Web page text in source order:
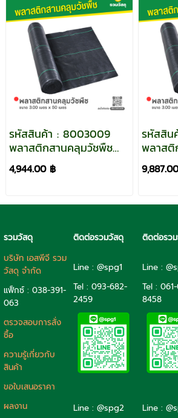
รหัสสินค้า : 8003009
พลาสติกสานคลุมวัชพืช
ขนาด 3.00 เมตร x 50
เมตร
4,944.00 ฿
รหัสสิน
พลาสติ
ขนาด
เมตร
รวมวัสดุ ติดต่อรวมวัสดุ ติดต่อรว
บริษัท เอสพีจี รวม
วัสดุ จำกัด
แฟ็กซ์ : 038-391-
063
ตรวจสอบการสั่ง
ซื้อ
ความรู้เกี่ยวกับ
สินค้า
ขอใบเสนอราคา
ผลงาน
Line : @spg1
Tel : 093-682-
2459
Line : @spg2
Line :
Tel :
8458
Line :